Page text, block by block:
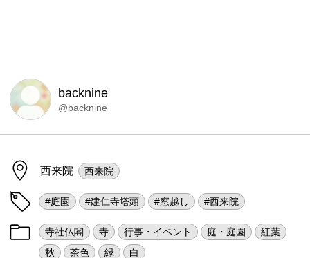
backnine
@backnine
西来院 西来院
#庭園 #建仁寺塔頭 #窓越し #西来院
寺社仏閣 寺 行事・イベント 庭・庭園
紅葉
秋
茶色 緑 白